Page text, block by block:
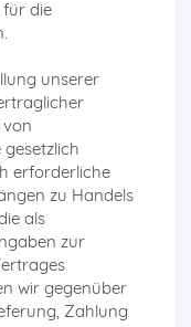
die
unserer
erforderliche
zu Handels
als
zur
wir gegenüber
Zahlung